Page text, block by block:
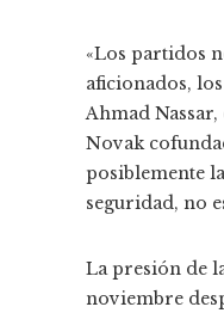
«Los partidos
aficionados,
Ahmad
Novak
posiblemente
seguridad, no
La presión de
noviembre